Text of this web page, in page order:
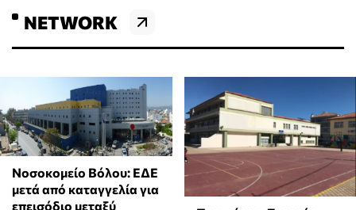
NETWORK
Νοσοκομείο Βόλου: ΕΔΕ
μετά από καταγγελία για
επεισόδιο μεταξύ